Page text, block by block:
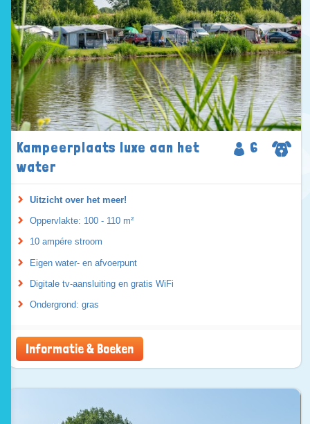
Kampeerplaats luxe aan het
water
6
Uitzicht over het meer!
Oppervlakte: 100 - 110 m²
10 ampére stroom
Eigen water- en afvoerpunt
Digitale tv-aansluiting en gratis WiFi
Ondergrond: gras
Informatie & Boeken